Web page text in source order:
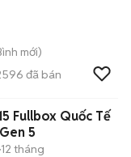
mới)
đã bán
Fullbox Quốc Tế
5
tháng